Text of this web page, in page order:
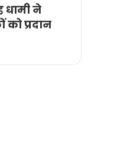
धामी ने
प्रदान